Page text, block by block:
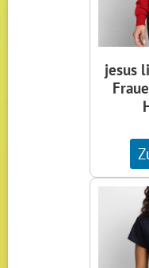
jesus